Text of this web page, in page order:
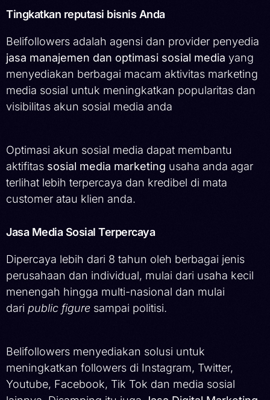
Tingkatkan reputasi bisnis Anda
Belifollowers adalah agensi dan provider penyedia
jasa manajemen dan optimasi sosial media yang
menyediakan berbagai macam aktivitas marketing
media sosial untuk meningkatkan popularitas dan
visibilitas akun sosial media anda
Optimasi akun sosial media dapat membantu
aktifitas sosial media marketing usaha anda agar
terlihat lebih terpercaya dan kredibel di mata
customer atau klien anda.
Jasa Media Sosial Terpercaya
Dipercaya lebih dari 8 tahun oleh berbagai jenis
perusahaan dan individual, mulai dari usaha kecil
menengah hingga multi-nasional dan mulai
dari public figure sampai politisi.
Belifollowers menyediakan solusi untuk
meningkatkan followers di Instagram, Twitter,
Youtube, Facebook, Tik Tok dan media sosial